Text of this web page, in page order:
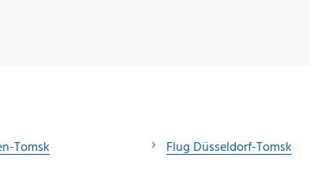
Tomsk
Flug Düsseldorf-Tomsk